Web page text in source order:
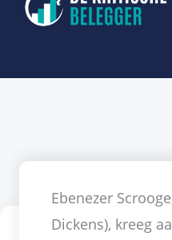
Ebenezer
Dickens), kreeg